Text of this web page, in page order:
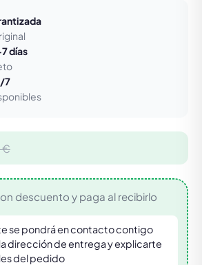
días
7
€
descuento y paga al recibirlo
se pondrá en contacto contigo
dirección de entrega y explicarte
del pedido